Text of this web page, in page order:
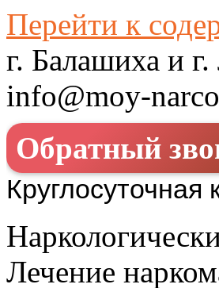
Перейти к
г. Балашиха и
info@moy-
Обратный
Круглосуточная
Лечение